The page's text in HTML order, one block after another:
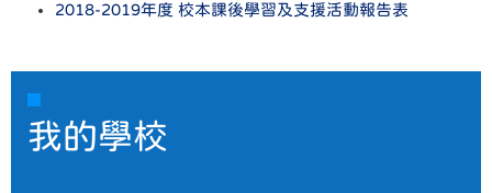
2018-2019年度 校本課後學習及支援活動報告表
我的學校